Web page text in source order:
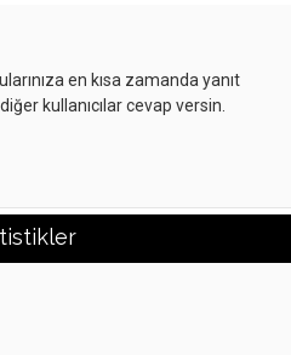
en kısa zamanda yanıt
kullanıcılar cevap versin.